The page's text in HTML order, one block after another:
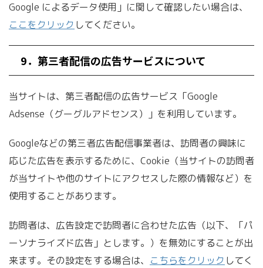
Google によるデータ使用」に関して確認したい場合は、
ここをクリック してください。
9．第三者配信の広告サービスについて
当サイトは、第三者配信の広告サービス「Google
Adsense（グーグルアドセンス）」を利用しています。
Googleなどの第三者広告配信事業者は、訪問者の興味に
応じた広告を表示するために、Cookie（当サイトの訪問者
が当サイトや他のサイトにアクセスした際の情報など）を
使用することがあります。
訪問者は、広告設定で訪問者に合わせた広告（以下、「パ
ーソナライズド広告」とします。）を無効にすることが出
来ます。その設定をする場合は、 こちらをクリック してく